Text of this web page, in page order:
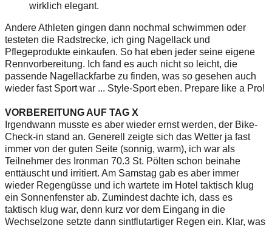
wirklich elegant.
Andere Athleten gingen dann nochmal schwimmen oder
testeten die Radstrecke, ich ging Nagellack und
Pflegeprodukte einkaufen. So hat eben jeder seine eigene
Rennvorbereitung. Ich fand es auch nicht so leicht, die
passende Nagellackfarbe zu finden, was so gesehen auch
wieder fast Sport war ... Style-Sport eben. Prepare like a Pro!
VORBEREITUNG AUF TAG X
Irgendwann musste es aber wieder ernst werden, der Bike-
Check-in stand an. Generell zeigte sich das Wetter ja fast
immer von der guten Seite (sonnig, warm), ich war als
Teilnehmer des Ironman 70.3 St. Pölten schon beinahe
enttäuscht und irritiert. Am Samstag gab es aber immer
wieder Regengüsse und ich wartete im Hotel taktisch klug
ein Sonnenfenster ab. Zumindest dachte ich, dass es
taktisch klug war, denn kurz vor dem Eingang in die
Wechselzone setzte dann sintflutartiger Regen ein. Klar, was